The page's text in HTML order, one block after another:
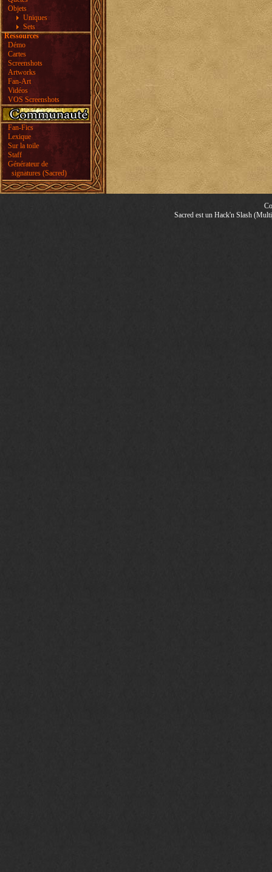
Objets
Uniques
Sets
Ressources
Démo
Cartes
Screenshots
Artworks
Fan-Art
Vidéos
VOS Screenshots
Fan-Fics
Lexique
Sur la toile
Staff
Générateur de
signatures (Sacred)
Sacred est un Hack'n Slash